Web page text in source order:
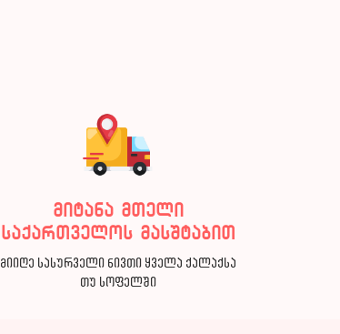
მიტანა მთელი
საქართველოს მასშტაბით
მიიღე სასურველი ნივთი ყველა ქალაქსა
თუ სოფელში